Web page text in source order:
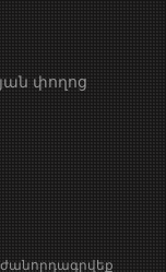
փողոց